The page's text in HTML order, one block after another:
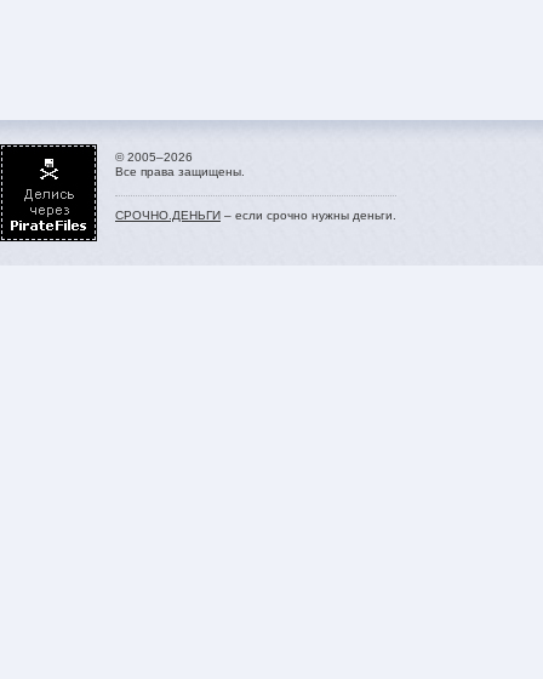
© 2005–2026
Все права защищены.
СРОЧНО.ДЕНЬГИ – если срочно нужны деньги.